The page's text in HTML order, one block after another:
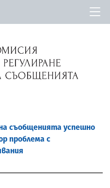
съобщенията успешно
проблема с